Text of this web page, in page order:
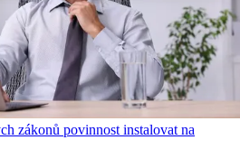
zákonů povinnost instalovat na